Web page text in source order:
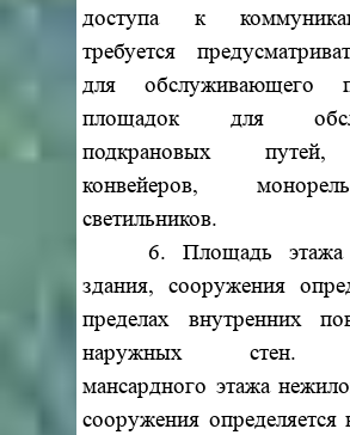
доступа к
требуется
для обслуживающего
площадок для
подкрановых
конвейеров,
светильников.
6. Площадь этажа
здания, сооружения
пределах внутренних
наружных стен.
мансардного этажа
сооружения определяется